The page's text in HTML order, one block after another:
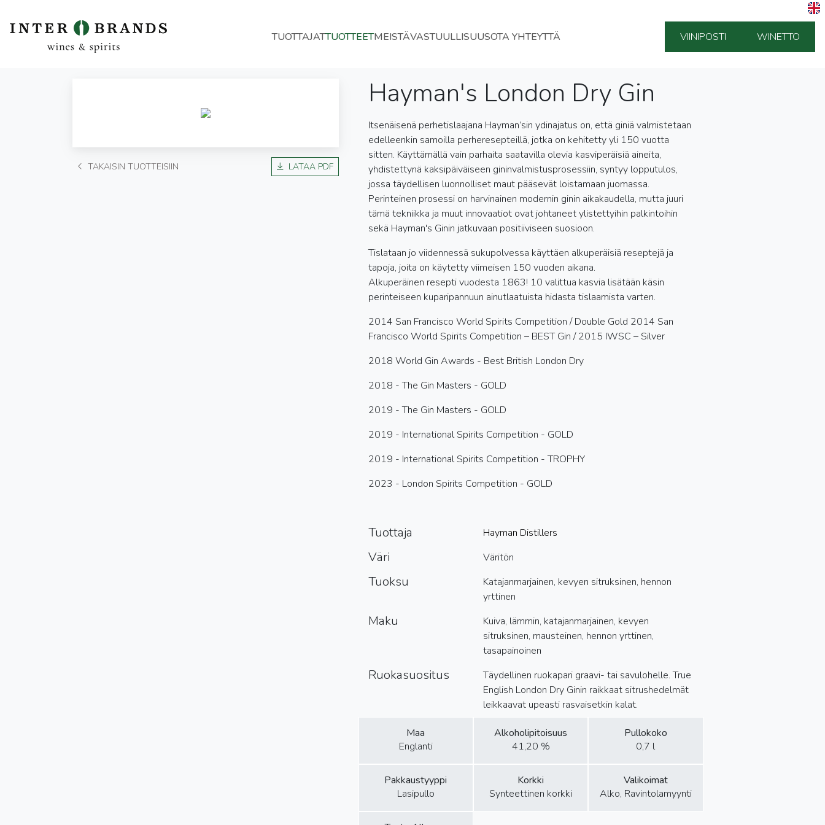
TUOTTAJATTUOTTEETMEISTÄVASTUULLISUUSOTA YHTEYTTÄ VIINIPOSTI WINETTO
TAKAISIN TUOTTEISIIN LATAA PDF
Hayman's London Dry Gin
Itsenäisenä perhetislaajana Hayman’sin ydinajatus on, että giniä valmistetaan
edelleenkin samoilla perheresepteillä, jotka on kehitetty yli 150 vuotta
sitten. Käyttämällä vain parhaita saatavilla olevia kasviperäisiä aineita,
yhdistettynä kaksipäiväiseen gininvalmistusprosessiin, syntyy lopputulos,
jossa täydellisen luonnolliset maut pääsevät loistamaan juomassa.
Perinteinen prosessi on harvinainen modernin ginin aikakaudella, mutta juuri
tämä tekniikka ja muut innovaatiot ovat johtaneet ylistettyihin palkintoihin
sekä Hayman's Ginin jatkuvaan positiiviseen suosioon.
Tislataan jo viidennessä sukupolvessa käyttäen alkuperäisiä reseptejä ja
tapoja, joita on käytetty viimeisen 150 vuoden aikana.
Alkuperäinen resepti vuodesta 1863! 10 valittua kasvia lisätään käsin
perinteiseen kuparipannuun ainutlaatuista hidasta tislaamista varten.
2014 San Francisco World Spirits Competition / Double Gold 2014 San
Francisco World Spirits Competition – BEST Gin / 2015 IWSC – Silver
2018 World Gin Awards - Best British London Dry
2018 - The Gin Masters - GOLD
2019 - The Gin Masters - GOLD
2019 - International Spirits Competition - GOLD
2019 - International Spirits Competition - TROPHY
2023 - London Spirits Competition - GOLD
Tuottaja Hayman Distillers
Väri Väritön
Tuoksu
Katajanmarjainen, kevyen sitruksinen, hennon
yrttinen
Maku
Kuiva, lämmin, katajanmarjainen, kevyen
sitruksinen, mausteinen, hennon yrttinen,
tasapainoinen
Ruokasuositus
Täydellinen ruokapari graavi- tai savulohelle. True
English London Dry Ginin raikkaat sitrushedelmät
leikkaavat upeasti rasvaisetkin kalat.
Maa
Englanti
Alkoholipitoisuus
41,20 %
Pullokoko
0,7 l
Pakkaustyyppi
Lasipullo
Korkki
Synteettinen korkki
Valikoimat
Alko, Ravintolamyynti